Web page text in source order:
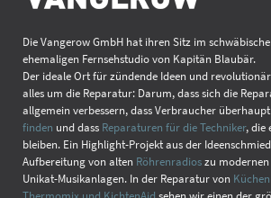
Die Vangerow GmbH hat ihren Sitz im
ehemaligen Fernsehstudio von Kapitän Blaubär.
Der ideale Ort für zündende Ideen und
alles um die Reparatur: Darum, dass sich die
allgemein verbessern, dass Verbraucher
finden und dass Reparaturen für die Techniker, die
bleiben. Ein Highlight-Projekt aus der
Aufbereitung von alten Röhrenradioszu
Unikat-Musikanlagen. In der Reparatur von